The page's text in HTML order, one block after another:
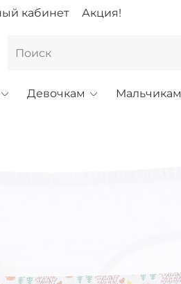
кабинет Акция!
Девочкам Мальчикам